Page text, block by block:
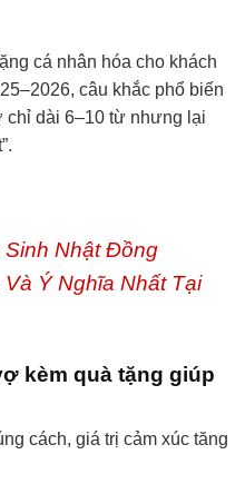
cá nhân hóa cho khách
câu khắc phổ biến
chỉ dài 6–10 từ nhưng lại
Sinh Nhật Đồng
Ý Nghĩa Nhất Tại
kèm quà tặng giúp
cách, giá trị cảm xúc tăng